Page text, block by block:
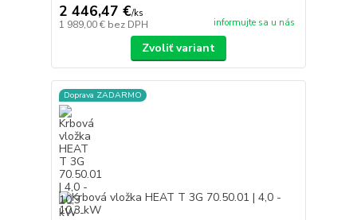
2 446,47 €/ks
1 989,00 € bez DPH informujte sa u nás
Zvoliť variant
Doprava ZADARMO